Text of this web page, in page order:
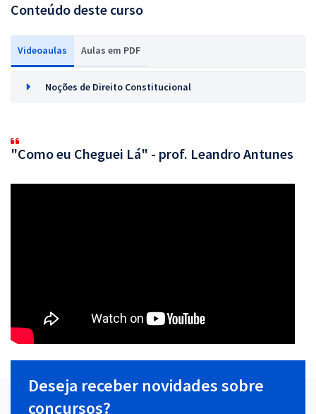
Conteúdo deste curso
Videoaulas Aulas em PDF
Noções de Direito Constitucional
"Como eu Cheguei Lá" - prof. Leandro Antunes
Deseja receber novidades sobre
concursos?